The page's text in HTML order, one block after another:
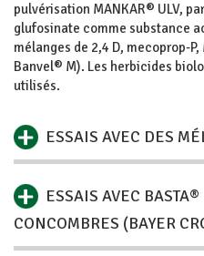
pulvérisation MANKAR® ULV,
glufosinate comme substance
mélanges de 2,4 D, mecoprop-
Banvel® M). Les herbicides
utilisés.
ESSAIS AVEC DES
ESSAIS AVEC
CONCOMBRES (BAYER